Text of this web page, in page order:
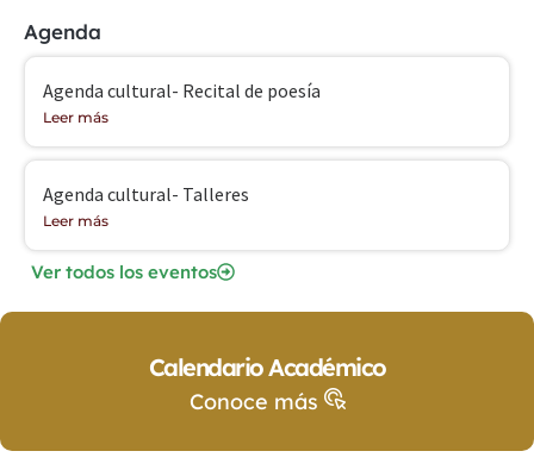
Agenda
Agenda cultural- Recital de poesía
Leer más
Agenda cultural- Talleres
Leer más
Ver todos los eventos
Calendario Académico
Conoce más